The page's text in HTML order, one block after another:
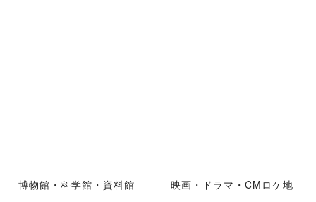
博物館・科学館・資料館 映画・ドラマ・CMロケ地